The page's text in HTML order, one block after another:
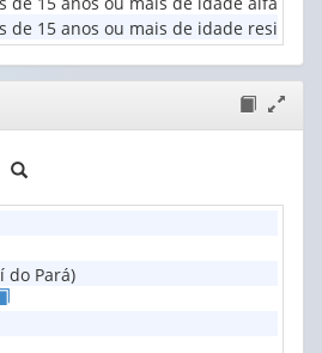
(1)
(1)
de 15 anos ou mais de idade
Lista
todos
com
janela
do Pará)